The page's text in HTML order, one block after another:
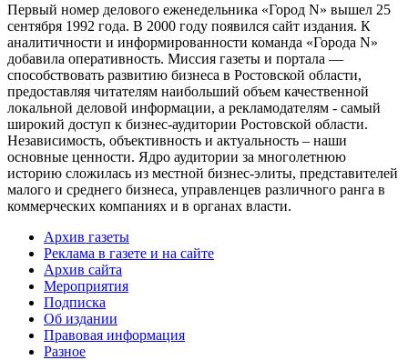
Первый номер делового еженедельника «Город N» вышел 25
сентября 1992 года. В 2000 году появился сайт издания. К
аналитичности и информированности команда «Города N»
добавила оперативность. Миссия газеты и портала —
способствовать развитию бизнеса в Ростовской области,
предоставляя читателям наибольший объем качественной
локальной деловой информации, а рекламодателям - самый
широкий доступ к бизнес-аудитории Ростовской области.
Независимость, объективность и актуальность – наши
основные ценности. Ядро аудитории за многолетнюю
историю сложилась из местной бизнес-элиты, представителей
малого и среднего бизнеса, управленцев различного ранга в
коммерческих компаниях и в органах власти.
Архив газеты
Реклама в газете и на сайте
Архив сайта
Мероприятия
Подписка
Об издании
Правовая информация
Разное